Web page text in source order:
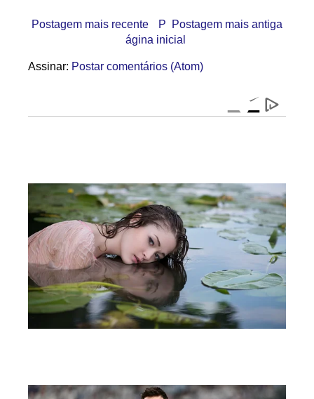
Postagem mais recente Postagem mais antiga
P
ágina inicial
Assinar: Postar comentários (Atom)